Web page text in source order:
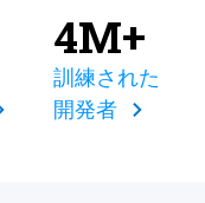
4M+
訓練された
開発者